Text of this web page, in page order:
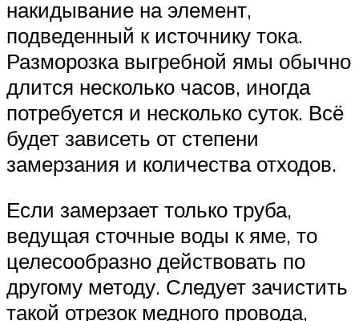
накидывание на элемент,
подведенный к источнику тока.
Разморозка выгребной ямы обычно
длится несколько часов, иногда
потребуется и несколько суток. Всё
будет зависеть от степени
замерзания и количества отходов.
Если замерзает только труба,
ведущая сточные воды к яме, то
целесообразно действовать по
другому методу. Следует зачистить
такой отрезок медного провода,